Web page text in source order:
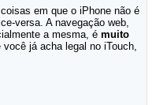
em que o iPhone não é
versa. A navegação web,
a mesma, é muito
já acha legal no iTouch,